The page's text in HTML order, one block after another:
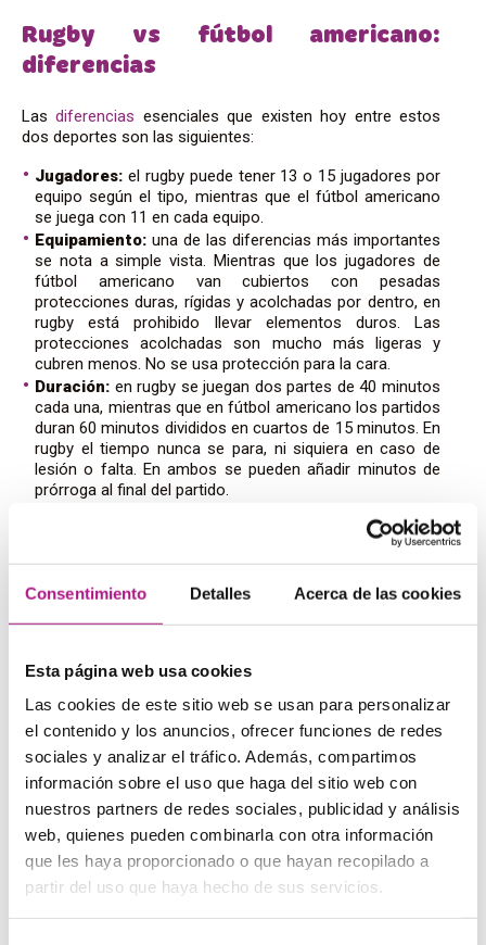
Consentimiento Detalles Acerca de las cookies
Esta página web usa cookies
Las cookies de este sitio web se usan para personalizar
el contenido y los anuncios, ofrecer funciones de redes
sociales y analizar el tráfico. Además, compartimos
información sobre el uso que haga del sitio web con
nuestros partners de redes sociales, publicidad y análisis
web, quienes pueden combinarla con otra información
que les haya proporcionado o que hayan recopilado a
partir del uso que haya hecho de sus servicios.
Rugby vs fútbol americano:
diferencias
Lasdiferencias esenciales que existen hoy entre estos
dos deportes son las siguientes:
Jugadores: el rugby puede tener 13 o 15 jugadores por
equipo según el tipo, mientras que el fútbol americano
se juega con 11 en cada equipo.
Equipamiento: una de las diferencias más importantes
se nota a simple vista. Mientras que los jugadores de
fútbol americano van cubiertos con pesadas
protecciones duras, rígidas y acolchadas por dentro, en
rugby está prohibido llevar elementos duros. Las
protecciones acolchadas son mucho más ligeras y
cubren menos. No se usa protección para la cara.
Duración: en rugby se juegan dos partes de 40 minutos
cada una, mientras que en fútbol americano los partidos
duran 60 minutos divididos en cuartos de 15 minutos. En
rugby el tiempo nunca se para, ni siquiera en caso de
lesión o falta. En ambos se pueden añadir minutos de
prórroga al final del partido.
está organizado en periodos de juego cortos e intensos
tras los cuales el equipo para y se reagrupa para
casi todo el rato.
notable es el pase hacia delante, que se permite en
fútbol americano en ciertas circunstancias, pero nunca
en rugby, donde solo se puede pasar hacia atrás y hacia
los lados.
Bloqueos:en rugby solo se puede bloquear al jugador
que lleva el balón, pero en fútbol americano es esencial
bloquear a los jugadores del equipo contrario de forma
estratégica.
Puntuación:
sistema de puntuación basado en hacer pasar el balón
entre los postes de gol por encima del travesaño o